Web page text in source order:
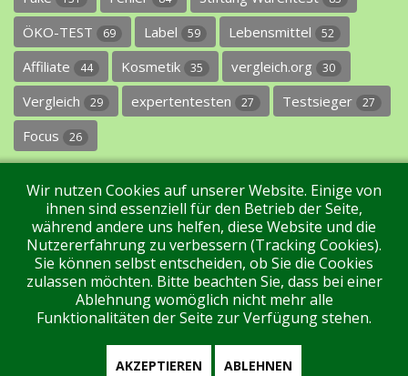
ÖKO-TEST 69 Label 59 Lebensmittel 52
Affiliate 44 Kosmetik 35 vergleich.org 30
Vergleich 29 expertentesten 27 Testsieger 27
Focus 26
Impressum Datenschutz Über uns Kontakt
Tags Unterstützen Sie uns! Login
Wir nutzen Cookies auf unserer Website. Einige von
ihnen sind essenziell für den Betrieb der Seite,
während andere uns helfen, diese Website und die
Nutzererfahrung zu verbessern (Tracking Cookies).
Sie können selbst entscheiden, ob Sie die Cookies
zulassen möchten. Bitte beachten Sie, dass bei einer
Ablehnung womöglich nicht mehr alle
Funktionalitäten der Seite zur Verfügung stehen.
AKZEPTIEREN ABLEHNEN